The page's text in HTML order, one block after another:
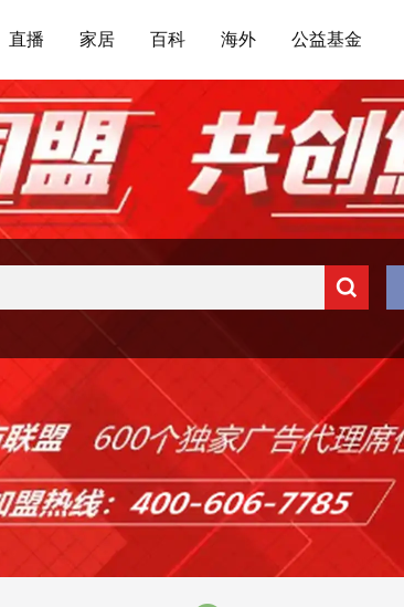
直播 家居 百科 海外 公益基金